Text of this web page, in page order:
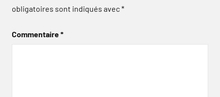
obligatoires sont indiqués avec*
Commentaire*